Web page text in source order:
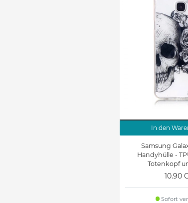
In den
Samsung
Handyhülle -
Totenkopf
10.90
Sofort